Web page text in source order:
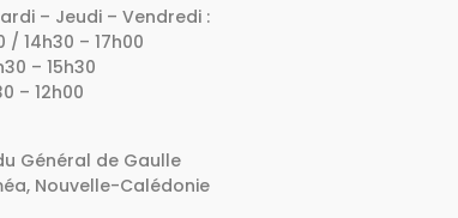
– Jeudi – Vendredi :
/ 14h30 – 17h00
– 15h30
– 12h00
Général de Gaulle
Nouvelle-Calédonie